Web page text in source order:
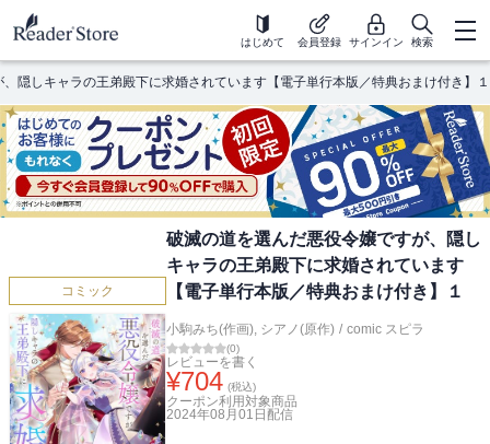
はじめて 会員登録 サインイン 検索
隠しキャラの王弟殿下に求婚されています【電子単行本版／特典おまけ付き】１
コミック
破滅の道を選んだ悪役令嬢ですが、隠し
キャラの王弟殿下に求婚されています
【電子単行本版／特典おまけ付き】１
小駒みち(作画), シアノ(原作) / comic スピラ
(0)
レビューを書く
¥704 (税込)
クーポン利用対象商品
2024年08月01日 配信